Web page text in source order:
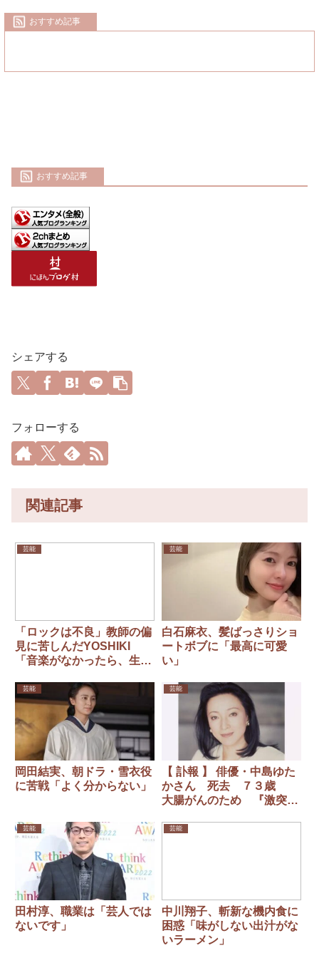
おすすめ記事
おすすめ記事
シェアする
フォローする
関連記事
芸能
「ロックは不良」教師の偏
見に苦しんだYOSHIKI
「音楽がなかったら、生き
芸能
白石麻衣、髪ばっさりショ
ートボブに「最高に可愛
い」
芸能
岡田結実、朝ドラ・雪衣役
に苦戦「よく分からない」
芸能
【 訃報 】 俳優・中島ゆた
かさん 死去 ７３歳
大腸がんのため 『激突！
御意見無用』などに出演
芸能
田村淳、職業は「芸人では
ないです」
芸能
中川翔子、斬新な機内食に
困惑「味がしない出汁がな
いラーメン」